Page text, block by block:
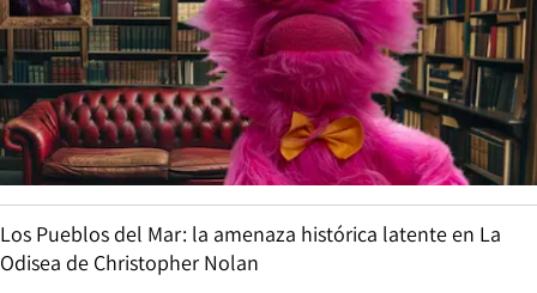
Los Pueblos del Mar: la amenaza histórica latente en La
Odisea de Christopher Nolan